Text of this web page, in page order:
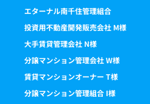
エターナル南千住管理組合
投資用不動産開発販売会社 M様
大手賃貸管理会社 N様
分譲マンション管理会社 W様
賃貸マンションオーナー T様
分譲マンション管理組合 I様